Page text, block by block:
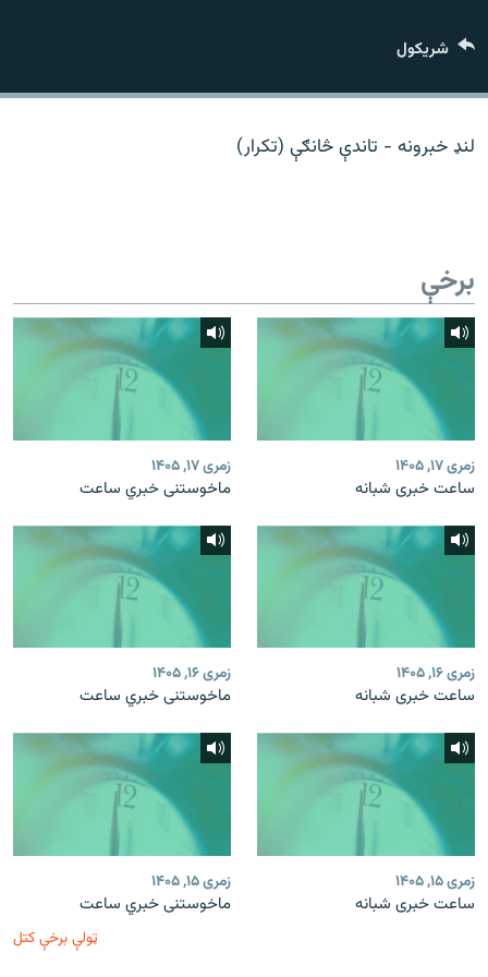
د ازادې اروپا/ ازادي راډيو ټولې پاڼې
شريکول
لنډ خبرونه - تاندې څانګې (تکرار)
برخې
زمری ۱۷, ۱۴۰۵
ساعت خبری شبانه
زمری ۱۷, ۱۴۰۵
ماخوستنی خبري ساعت
زمری ۱۶, ۱۴۰۵
ساعت خبری شبانه
زمری ۱۶, ۱۴۰۵
ماخوستنی خبري ساعت
زمری ۱۵, ۱۴۰۵
ساعت خبری شبانه
زمری ۱۵, ۱۴۰۵
ماخوستنی خبري ساعت
ټولې برخې کتل